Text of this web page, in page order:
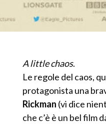
A little chaos.
Le regole del caos,
protagonista una
Rickman (vi dice
che c’è è un bel film